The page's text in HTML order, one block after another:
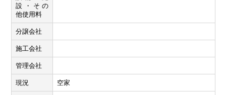
設・その
他使用料
分譲会社
施工会社
管理会社
現況 空家